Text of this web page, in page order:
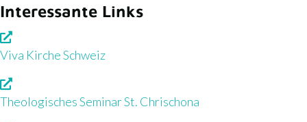
Interessante Links
Viva Kirche Schweiz
Theologisches Seminar St. Chrischona